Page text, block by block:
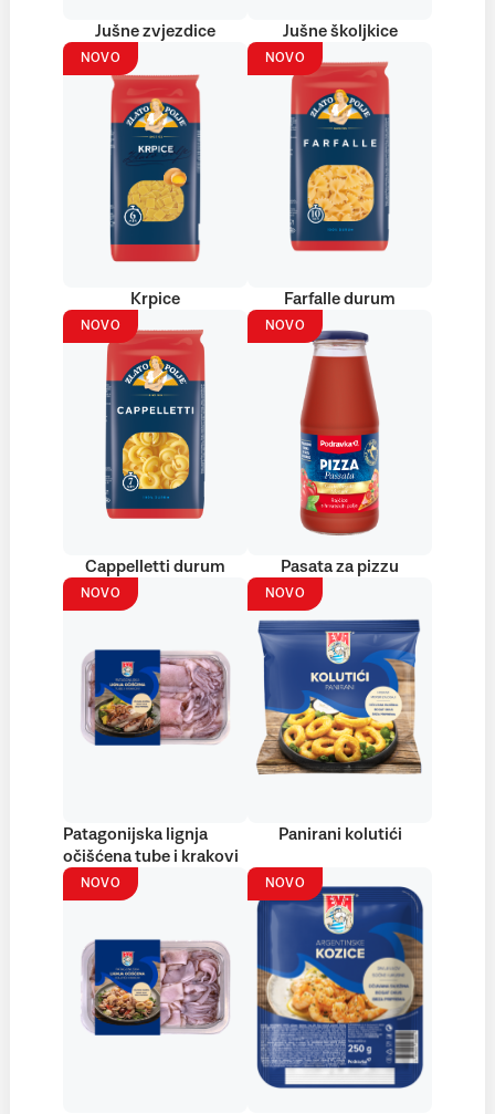
Jušne zvjezdice Jušne školjkice
NOVO
Krpice
NOVO
Farfalle durum
NOVO
Cappelletti durum
NOVO
Pasata za pizzu
NOVO
Patagonijska lignja
očišćena tube i krakovi
NOVO
Panirani kolutići
NOVO NOVO